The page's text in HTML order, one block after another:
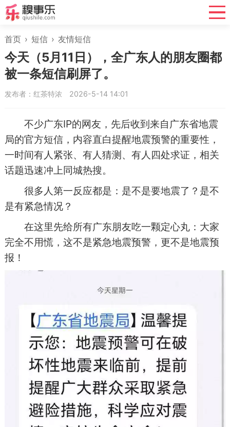
首页 › 短信 › 友情短信
今天（5月11日），全广东人的朋友圈都
被一条短信刷屏了。
发布者：红茶特浓 2026-5-14 14:01
不少广东IP的网友，先后收到来自广东省地震
局的官方短信，内容直白提醒地震预警的重要性，
一时间有人紧张、有人猜测、有人四处求证，相关
话题迅速冲上同城热搜。
很多人第一反应都是：是不是要地震了？是不
是有紧急情况？
在这里先给所有广东朋友吃一颗定心丸：大家
完全不用慌，这不是紧急地震预警，更不是地震预
报！